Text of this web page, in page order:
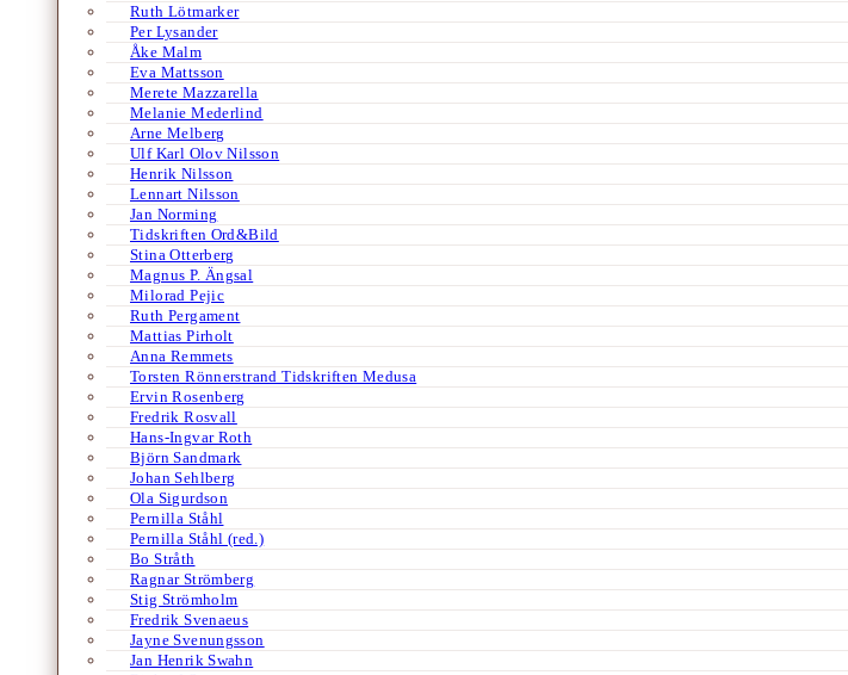
Ruth Lötmarker
Per Lysander
Åke Malm
Eva Mattsson
Merete Mazzarella
Melanie Mederlind
Arne Melberg
Ulf Karl Olov Nilsson
Henrik Nilsson
Lennart Nilsson
Jan Norming
Tidskriften Ord&Bild
Stina Otterberg
Magnus P. Ängsal
Milorad Pejic
Ruth Pergament
Mattias Pirholt
Anna Remmets
Torsten Rönnerstrand Tidskriften Medusa
Ervin Rosenberg
Fredrik Rosvall
Hans-Ingvar Roth
Björn Sandmark
Johan Sehlberg
Ola Sigurdson
Pernilla Ståhl
Pernilla Ståhl (red.)
Bo Stråth
Ragnar Strömberg
Stig Strömholm
Fredrik Svenaeus
Jayne Svenungsson
Jan Henrik Swahn